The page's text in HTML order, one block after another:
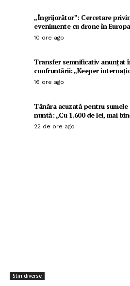
„Îngrijorător”: Cercetare
evenimente cu drone în Europa
10 ore ago
Transfer semnificativ anunțat
confruntării: „Keeper
16 ore ago
Tânăra acuzată pentru
nuntă: „Cu 1.600 de lei, mai
22 de ore ago
Stiri diverse